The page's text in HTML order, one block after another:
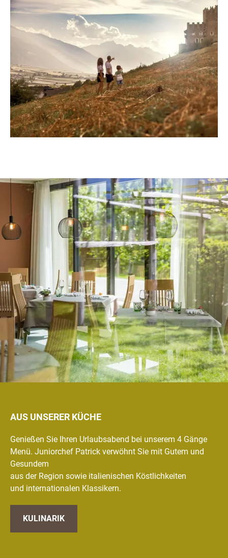
AUS UNSERER KÜCHE
Genießen Sie Ihren Urlaubsabend bei unserem 4 Gänge
Menü. Juniorchef Patrick verwöhnt Sie mit Gutem und
Gesundem
aus der Region sowie italienischen Köstlichkeiten
und internationalen Klassikern.
KULINARIK